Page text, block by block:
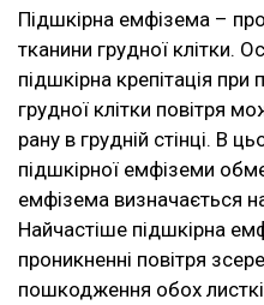
Підшкірна емфізема –
тканини грудної клітки.
підшкірна крепітація при
грудної клітки повітря
рану в грудній стінці. В
підшкірної емфіземи
емфізема визначається
Найчастіше підшкірна
проникненні повітря
пошкодження обох